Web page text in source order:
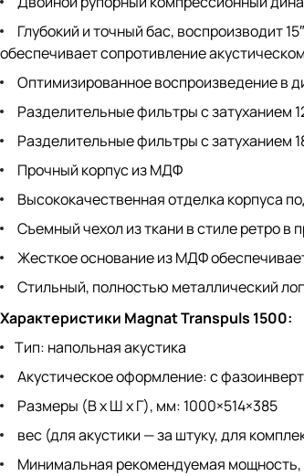
Глубокий и точный бас, воспроизводит
обеспечивает сопротивление
Оптимизированное воспроизведение в
Разделительные фильтры с затуханием
Разделительные фильтры с затуханием
Прочный корпус из МДФ
Высококачественная отделка корпуса
Съемный чехол из ткани в стиле ретро в
Жесткое основание из МДФ
Стильный, полностью металлический
Характеристики Magnat Transpuls 1500:
Тип: напольная акустика
Акустическое оформление: с
Размеры (В x Ш х Г), мм: 1000×514×385
вес (для акустики — за штуку, для
Минимальная рекомендуемая мощность,